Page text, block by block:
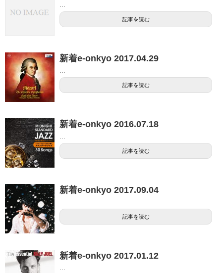
記事を読む
新着e-onkyo 2017.04.29
記事を読む
新着e-onkyo 2016.07.18
記事を読む
新着e-onkyo 2017.09.04
記事を読む
新着e-onkyo 2017.01.12